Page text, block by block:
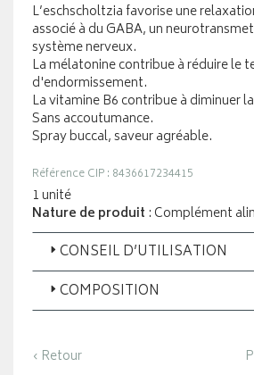
L’eschscholtzia favorise une
associé à du GABA, un
système nerveux.
La mélatonine contribue à réduire le
d'endormissement.
La vitamine B6 contribue à diminuer
Sans accoutumance.
Spray buccal, saveur agréable.
Référence CIP : 8436617234415
1 unité
Nature de produit : Complément
CONSEIL D’UTILISATION
COMPOSITION
‹ Retour